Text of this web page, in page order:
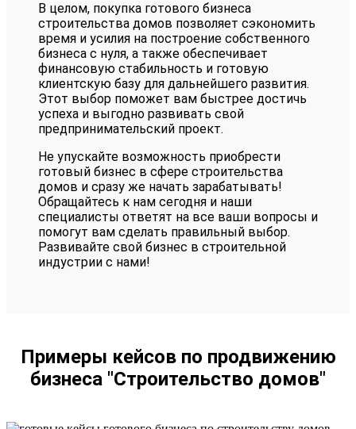
В целом, покупка готового бизнеса
строительства домов позволяет сэкономить
время и усилия на построение собственного
бизнеса с нуля, а также обеспечивает
финансовую стабильность и готовую
клиентскую базу для дальнейшего развития.
Этот выбор поможет вам быстрее достичь
успеха и выгодно развивать свой
предпринимательский проект.
Не упускайте возможность приобрести
готовый бизнес в сфере строительства
домов и сразу же начать зарабатывать!
Обращайтесь к нам сегодня и наши
специалисты ответят на все ваши вопросы и
помогут вам сделать правильный выбор.
Развивайте свой бизнес в строительной
индустрии с нами!
Примеры кейсов по продвижению
бизнеса "Строительство домов"